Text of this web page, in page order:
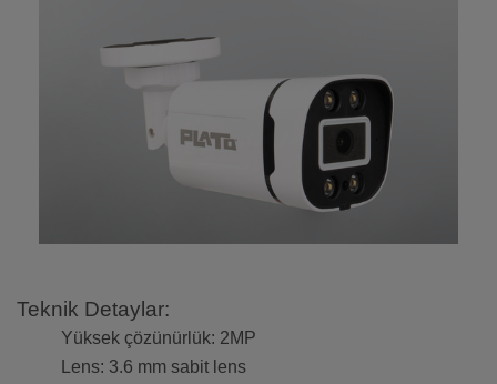
Teknik Detaylar:
Yüksek çözünürlük: 2MP
Lens: 3.6 mm sabit lens